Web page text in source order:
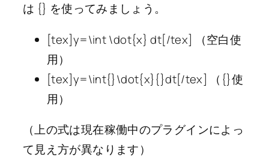
は {} を使ってみましょう。
[tex]y=\int \dot{x} dt[/tex] （空白使
用）
[tex]y=\int{}\dot{x}{}dt[/tex] （{}使
用）
（上の式は現在稼働中のプラグインによっ
て見え方が異なります）